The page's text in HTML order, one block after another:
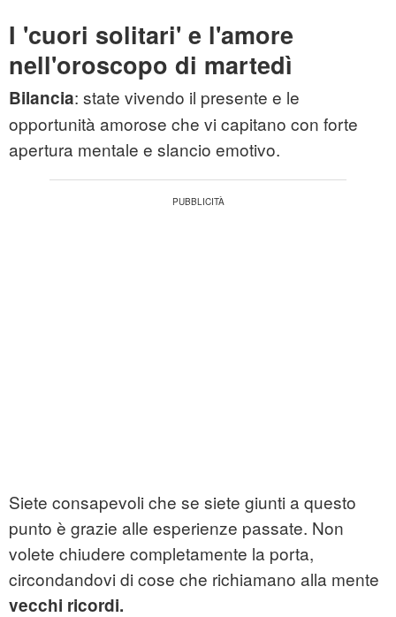
I 'cuori solitari' e l'amore
nell'oroscopo di martedì
Bilancia: state vivendo il presente e le
opportunità amorose che vi capitano con forte
apertura mentale e slancio emotivo.
Siete consapevoli che se siete giunti a questo
punto è grazie alle esperienze passate. Non
volete chiudere completamente la porta,
circondandovi di cose che richiamano alla mente
vecchi ricordi.